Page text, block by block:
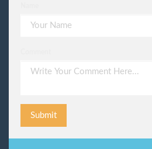
Submit